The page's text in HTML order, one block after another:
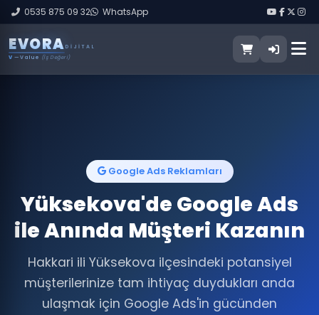
0535 875 09 32 WhatsApp
EVORA DIJITAL
V — Value (İş Değeri)
Google Ads Reklamları
Yüksekova'de Google Ads
ile Anında Müşteri Kazanın
Hakkari ili Yüksekova ilçesindeki potansiyel
müşterilerinize tam ihtiyaç duydukları anda
ulaşmak için Google Ads'in gücünden